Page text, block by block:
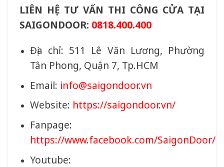
LIÊN HỆ TƯ VẤN THI CÔNG CỬA TẠI
SAIGONDOOR: 0818.400.400
Địa chỉ: 511 Lê Văn Lương, Phường
Tân Phong, Quận 7, Tp.HCM
Email: info@saigondoor.vn
Website: https://saigondoor.vn/
Fanpage:
https://www.facebook.com/SaigonDoor/
Youtube: